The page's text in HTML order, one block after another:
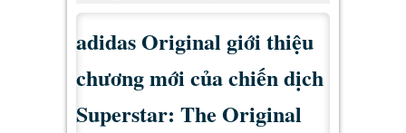
Tin tức - Tư vấn
adidas Original giới thiệu
chương mới của chiến dịch
Superstar: The Original